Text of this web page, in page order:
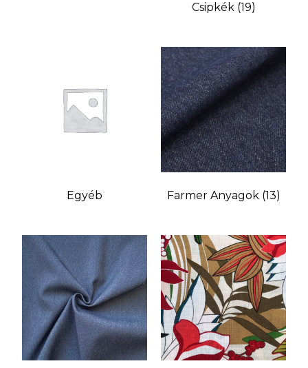
Csipkék (19)
Egyéb Farmer Anyagok (13)